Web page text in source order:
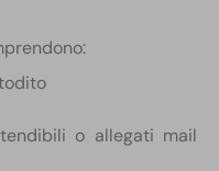
o allegati mail